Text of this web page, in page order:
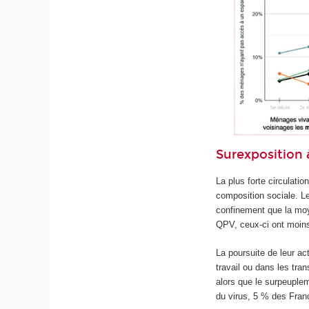
Surexposition
La plus forte
composition sociale.
confinement que la
QPV, ceux-ci ont
La poursuite de leur
travail ou dans les
alors que le
du virus, 5 % des